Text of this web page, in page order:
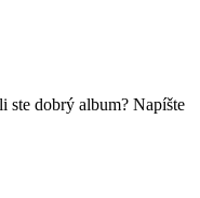
ste dobrý album? Napíšte